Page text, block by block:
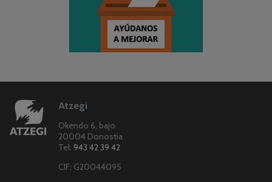
Atzegi
Okendo 6, bajo
20004 Donostia
Tel: 943 42 39 42
CIF: G20044095